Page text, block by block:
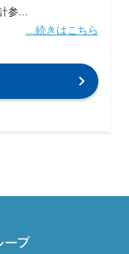
参...
...続きはこちら